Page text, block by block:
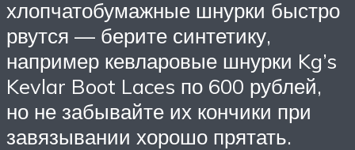
хлопчатобумажные шнурки быстро
рвутся — берите синтетику,
например кевларовые шнурки Kg’s
Kevlar Boot Laces по 600 рублей,
но не забывайте их кончики при
завязывании хорошо прятать.